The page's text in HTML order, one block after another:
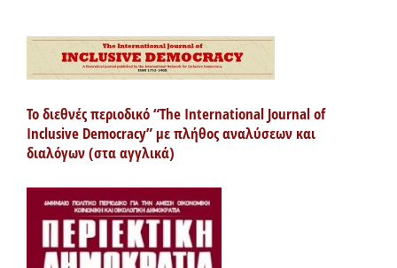
Το διεθνές περιοδικό “The International Journal of
Inclusive Democracy” με πλήθος αναλύσεων και
διαλόγων (στα αγγλικά)